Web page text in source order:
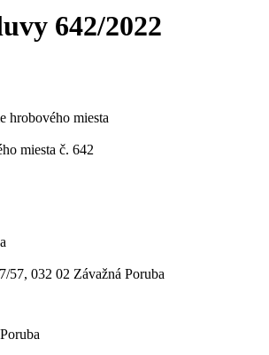
642/2022
hrobového miesta
miesta č. 642
57, 032 02 Závažná Poruba